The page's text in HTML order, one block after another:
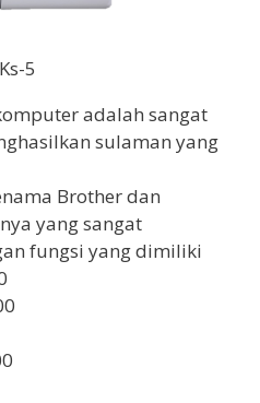
5
adalah sangat
sulaman yang
Brother dan
yang sangat
fungsi yang dimiliki